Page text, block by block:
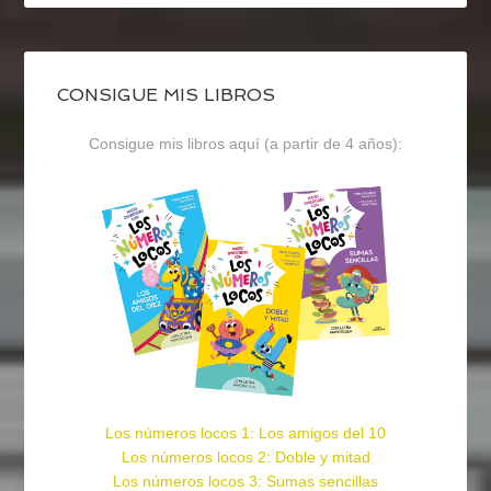
CONSIGUE MIS LIBROS
Consigue mis libros aquí (a partir de 4 años):
Los números locos 1: Los amigos del 10
Los números locos 2: Doble y mitad
Los números locos 3: Sumas sencillas